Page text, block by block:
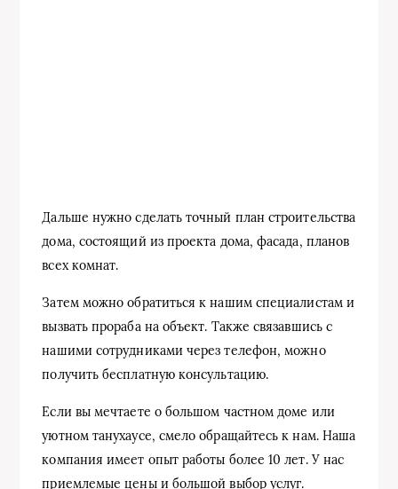
Дальше нужно сделать точный план строительства
дома, состоящий из проекта дома, фасада, планов
всех комнат.
Затем можно обратиться к нашим специалистам и
вызвать прораба на объект. Также связавшись с
нашими сотрудниками через телефон, можно
получить бесплатную консультацию.
Если вы мечтаете о большом частном доме или
уютном танухаусе, смело обращайтесь к нам. Наша
компания имеет опыт работы более 10 лет. У нас
приемлемые цены и большой выбор услуг.